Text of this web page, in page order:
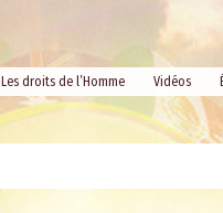
Les droits de l’Homme Vidéos